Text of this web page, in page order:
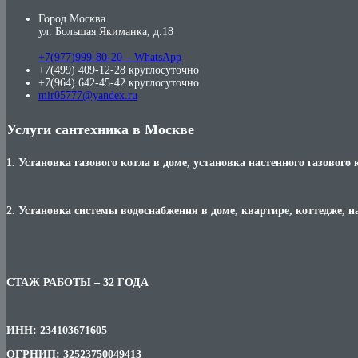
Город Москва
ул. Большая Якиманка, д.18
+7(977)999-80-20 – WhatsApp
+7(499) 409-12-28 круглосуточно
+7(964) 642-45-42 круглосуточно
mir05777@yandex.ru
Услуги сантехника в Москве
1. Установка газового котла в доме, установка настенного газового
2. Установка системы водоснабжения в доме, квартире, коттедже,
СТАЖ РАБОТЫ – 32 ГОДА
ИНН: 234103671605
ОГРНИП: 32523750049413